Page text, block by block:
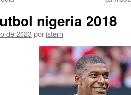
nigeria 2018
de 2023 por istern